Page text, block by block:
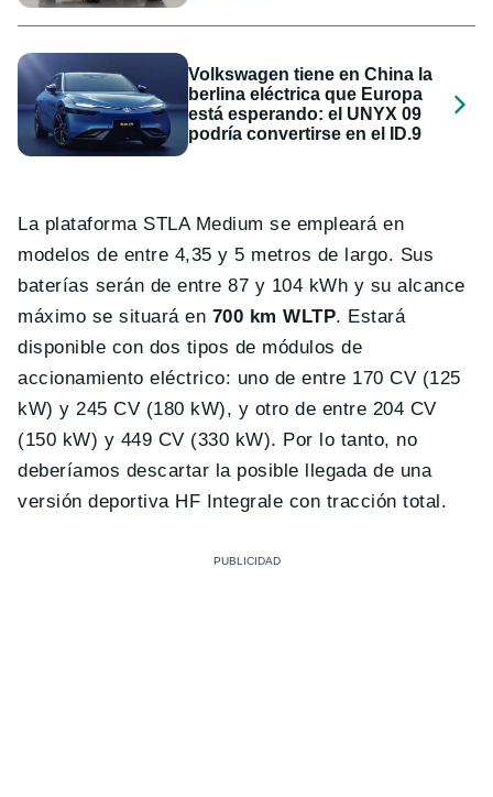
Volkswagen tiene en China la
berlina eléctrica que Europa
está esperando: el UNYX 09
podría convertirse en el ID.9
La plataforma STLA Medium se empleará en
modelos de entre 4,35 y 5 metros de largo. Sus
baterías serán de entre 87 y 104 kWh y su alcance
máximo se situará en 700 km WLTP. Estará
disponible con dos tipos de módulos de
accionamiento eléctrico: uno de entre 170 CV (125
kW) y 245 CV (180 kW), y otro de entre 204 CV
(150 kW) y 449 CV (330 kW). Por lo tanto, no
deberíamos descartar la posible llegada de una
versión deportiva HF Integrale con tracción total.